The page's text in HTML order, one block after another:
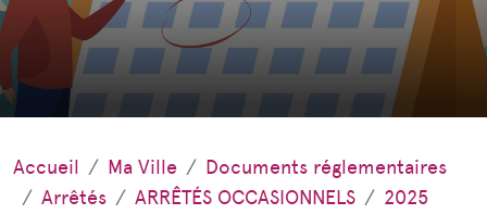
Accueil Ma Ville
Documents réglementaires
Arrêtés
ARRÊTÉS OCCASIONNELS
2025